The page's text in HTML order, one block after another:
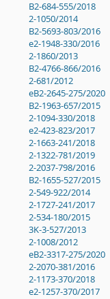
B2-684-555/2018
2-1050/2014
B2-5693-803/2016
e2-1948-330/2016
2-1860/2013
B2-4766-866/2016
2-681/2012
eB2-2645-275/2020
B2-1963-657/2015
2-1094-330/2018
e2-423-823/2017
2-1663-241/2018
2-1322-781/2019
2-2037-798/2016
B2-1655-527/2015
2-549-922/2014
2-1727-241/2017
2-534-180/2015
3K-3-527/2013
2-1008/2012
eB2-3317-275/2020
2-2070-381/2016
2-1173-370/2018
e2-1257-370/2017